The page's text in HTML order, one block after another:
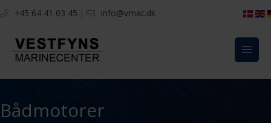
til
indholdet
+45 64 41 03 45 | info@vmac.dk
Bådmotorer